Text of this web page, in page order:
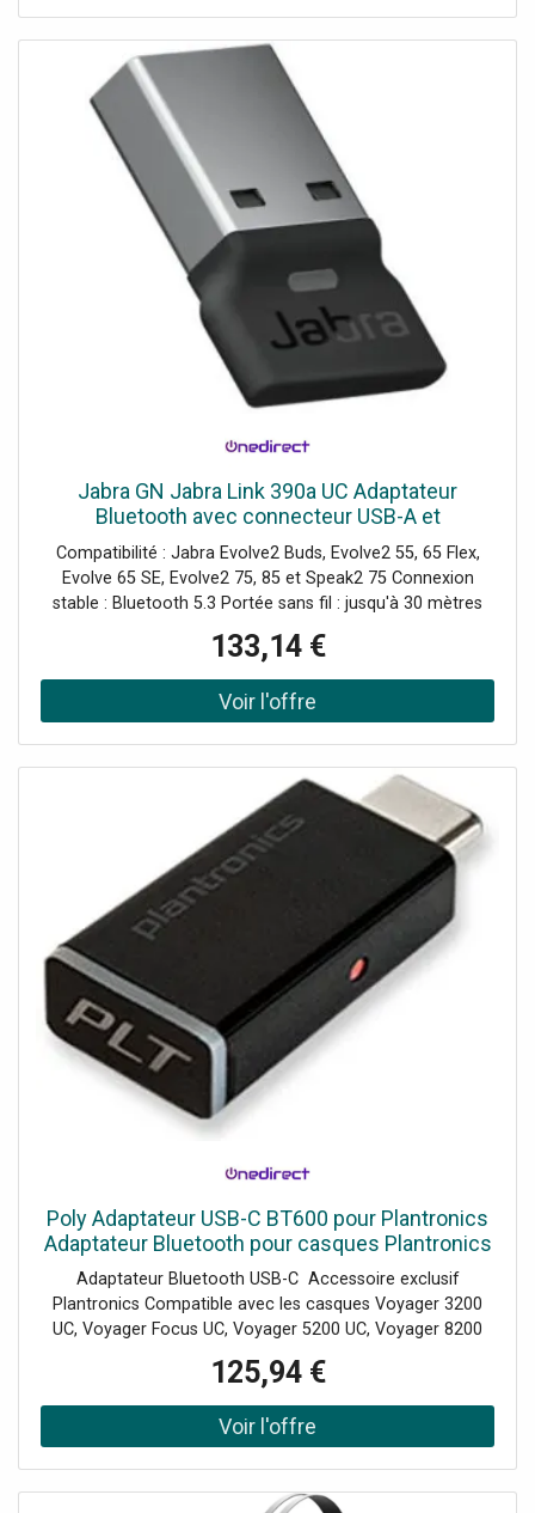
Jabra GN Jabra Link 390a UC Adaptateur
Bluetooth avec connecteur USB-A et
optimisation UC conçu pour offrir une
connexion stable entre votre PC et votre
casque
Compatibilité : Jabra Evolve2 Buds, Evolve2 55, 65 Flex,
Evolve 65 SE, Evolve2 75, 85 et Speak2 75 Connexion
stable : Bluetooth 5.3 Portée sans fil : jusqu'à 30 mètres
UC : compatible toutes plateformes
133,14 €
Poly Adaptateur USB-C BT600 pour Plantronics
Adaptateur Bluetooth pour casques Plantronics
Adaptateur Bluetooth USB-C Accessoire exclusif
Plantronics Compatible avec les casques Voyager 3200
UC, Voyager Focus UC, Voyager 5200 UC, Voyager 8200
et Mac Excellente qualité sonore en communication et
pour la musique
125,94 €